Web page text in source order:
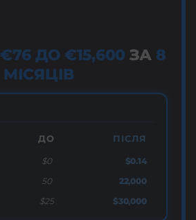
€76 ДО €15,600 ЗА 8
МІСЯЦІВ
ДО ПІСЛЯ
$0
$0.14
50
22,000
$25 $30,000